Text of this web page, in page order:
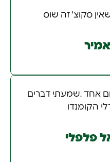
סקוצ' זה שוס
אמיר
אחד .שמעתי דברים
הקומנדו
פלפלי